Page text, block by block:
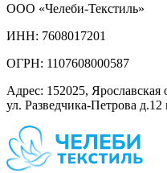
ООО «Челеби-Текстиль»
ИНН: 7608017201
ОГРН: 1107608000587
Адрес: 152025, Ярославская
ул. Разведчика-Петрова д.12